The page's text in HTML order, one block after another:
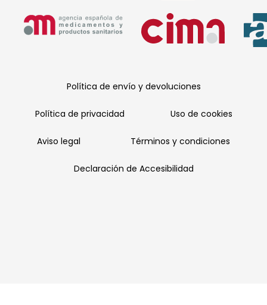
Política de envío y devoluciones
Política de privacidad Uso de cookies
Aviso legal Términos y condiciones
Declaración de Accesibilidad